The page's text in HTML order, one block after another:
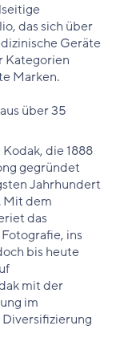
das sich über
Geräte
Kategorien
Marken.
über 35
die 1888
gegründet
Jahrhundert
Mit dem
das
ins
bis heute
mit der
im